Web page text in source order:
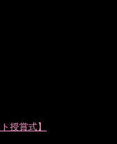
授賞式】